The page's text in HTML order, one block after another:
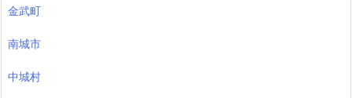
金武町
南城市
中城村